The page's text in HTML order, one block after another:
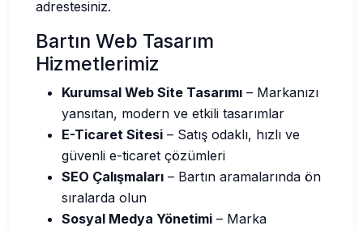
adrestesiniz.
Bartın Web Tasarım
Hizmetlerimiz
Kurumsal Web Site Tasarımı – Markanızı
yansıtan, modern ve etkili tasarımlar
E-Ticaret Sitesi – Satış odaklı, hızlı ve
güvenli e-ticaret çözümleri
SEO Çalışmaları – Bartın aramalarında ön
sıralarda olun
Sosyal Medya Yönetimi – Marka